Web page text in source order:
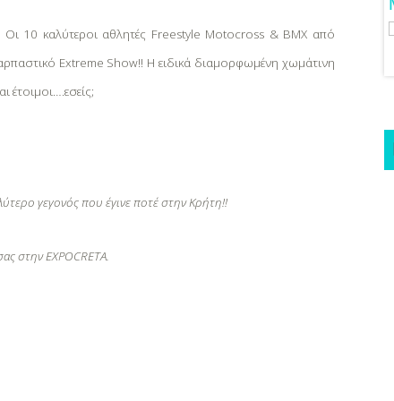
10 καλύτεροι αθλητές Freestyle Motocross & BMX από
Extreme Show!! Η ειδικά διαμορφωμένη χωμάτινη
έτοιμοι….εσείς;
γεγονός που έγινε ποτέ στην Κρήτη!!
στην EXPOCRETA.